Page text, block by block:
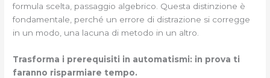
formula scelta, passaggio algebrico. Questa distinzione è
fondamentale, perché un errore di distrazione si corregge
in un modo, una lacuna di metodo in un altro.
Trasforma i prerequisiti in automatismi: in prova ti
faranno risparmiare tempo.